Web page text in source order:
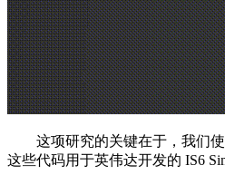
这项研究的关键在于，我们使
这些代码用于英伟达开发的 IS6